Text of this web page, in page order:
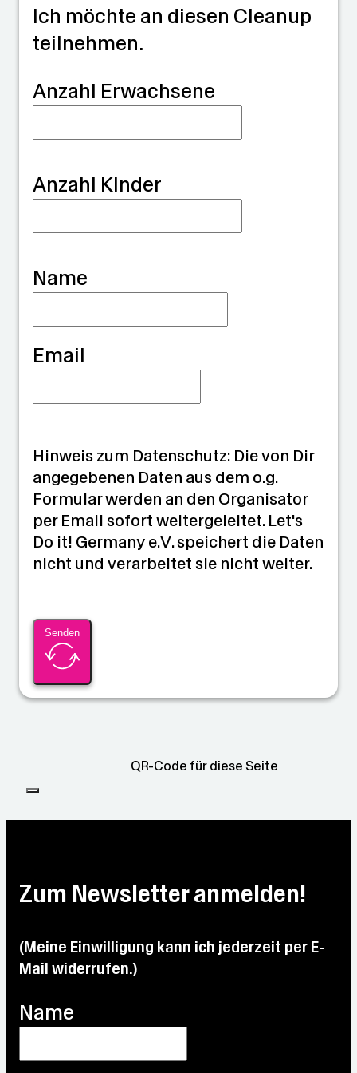
26 °C
Max:
32.3
Max:
29.5
23.4
°C
Ich möchte an diesen Cleanup
teilnehmen.
Anzahl Erwachsene
Anzahl Kinder
Name
Email
G
a
r
d
n
Hinweis zum Datenschutz: Die von Dir
angegebenen Daten aus dem o.g.
Formular werden an den Organisator
per Email sofort weitergeleitet. Let's
Do it! Germany e.V. speichert die Daten
nicht und verarbeitet sie nicht weiter.
Senden
QR-Code für diese Seite
Zum Newsletter anmelden!
(Meine Einwilligung kann ich jederzeit per E-
Mail widerrufen.)
Name